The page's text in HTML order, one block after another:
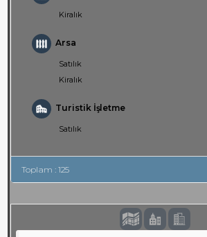
Kiralık
Arsa
Satılık
Kiralık
Turistik İşletme
Satılık
Toplam : 125